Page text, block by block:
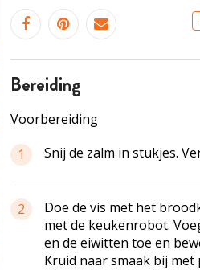
bereiding
Voorbereiding
1
Snij de zalm in stukjes.
2
Doe de vis met het
met de keukenrobot.
en de eiwitten toe en
Kruid naar smaak bij met